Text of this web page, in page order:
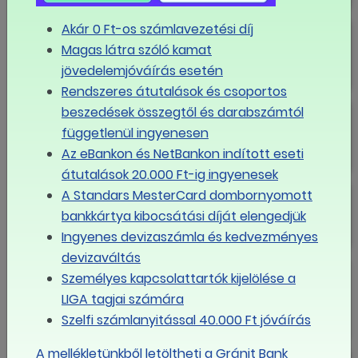
KVKF: Nincs bérajánlat
Öt hónapja várat magára a
közszolgáltatók dolgozóinak
béremelése
A KVKF munkavállalói oldalának
közös állásfoglalása
Fővárosi Érdekegyeztető Tanács
szakmai állásfoglalása
Akár 0 Ft-os számlavezetési díj
Magas látra szóló kamat
jövedelemjóváírás esetén
Rendszeres átutalások és csoportos
beszedések összegtől és darabszámtól
függetlenül ingyenesen
Az eBankon és NetBankon indított eseti
átutalások 20.000 Ft-ig ingyenesek
A Standars MesterCard dombornyomott
bankkártya kibocsátási díját elengedjük
Ingyenes devizaszámla és kedvezményes
devizaváltás
Személyes kapcsolattartók kijelölése a
LIGA tagjai számára
Szelfi számlanyitással 40.000 Ft jóváírás
A mellékletünkből letöltheti a Gránit Bank